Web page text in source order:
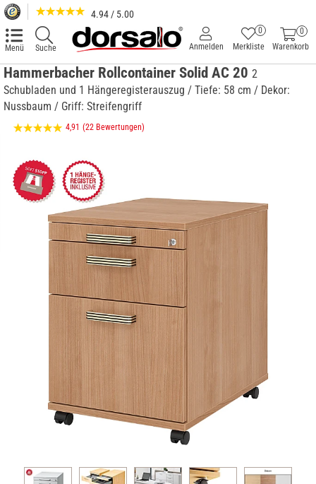
4.94 / 5.00
Menü Suche
0
Warenkorb
Merkliste
0
Anmelden
Hammerbacher Rollcontainer Solid AC 20 2
Schubladen und 1 Hängeregisterauszug / Tiefe: 58 cm / Dekor:
Nussbaum / Griff: Streifengriff
4,91 (22 Bewertungen)